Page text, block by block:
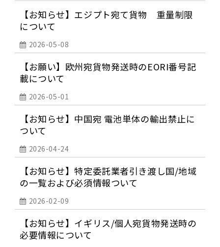
【お知らせ】エジプト宛て貨物 重量制限
について
2026-05-08
【お願い】欧州宛貨物発送時のEORI番号記
載について
2026-05-01
【お知らせ】中国宛 電池単体の輸出禁止に
ついて
2026-04-24
【お知らせ】特定委託業者引き渡し国/地域
の一覧および必須情報ついて
2026-02-09
【お知らせ】イギリス/個人宛貨物発送時の
必要情報について